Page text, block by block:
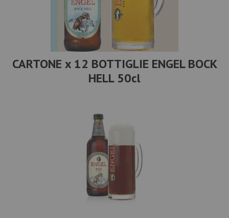
CARTONE x 12 BOTTIGLIE ENGEL BOCK
HELL 50cl